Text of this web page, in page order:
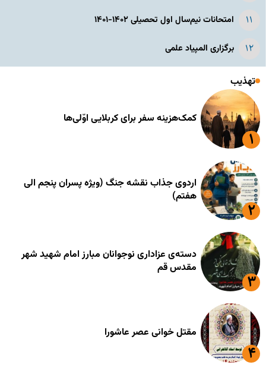
امتحانات نیم‌سال اول تحصیلی ۱۴۰۲-۱۴۰۱
برگزاری المپیاد علمی
تهذیب
کمک‌هزینه سفر برای کربلایی اوّلی‌ها
اردوی جذاب نقشه جنگ (ویژه پسران پنجم الی
هفتم)
دسته‌ی عزاداری نوجوانان مبارز امام شهید شهر
مقدس قم
مقتل خوانی عصر عاشورا